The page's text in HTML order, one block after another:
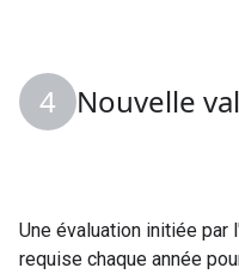
Nouvelle
Une évaluation initiée
requise chaque année